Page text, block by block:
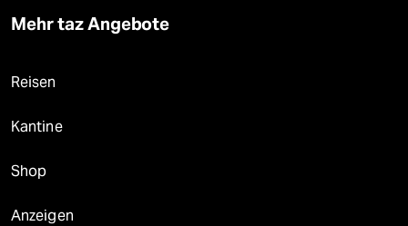
Mehr taz Angebote
Reisen
Kantine
Shop
Anzeigen